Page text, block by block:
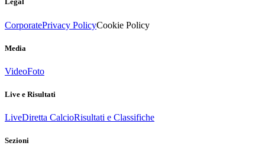
CorporatePrivacy PolicyCookie Policy
Media
VideoFoto
Live e Risultati
LiveDiretta CalcioRisultati e Classifiche
Sezioni